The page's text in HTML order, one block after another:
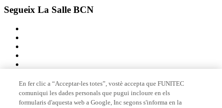
Segueix La Salle BCN
Membre de
En fer clic a “Acceptar-les totes”, vostè accepta que FUNITEC
comuniqui les dades personals que pugui incloure en els
formularis d'aquesta web a Google, Inc segons s'informa en la